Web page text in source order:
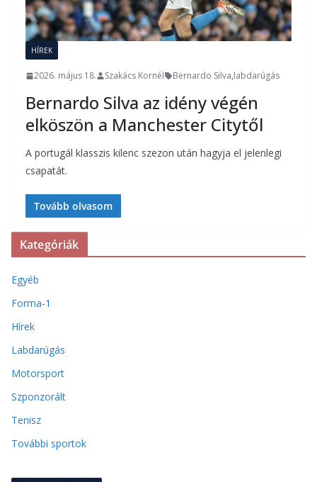
HÍREK
2026. május 18. Szakács Kornél Bernardo Silva,labdarúgás
Bernardo Silva az idény végén
elköszön a Manchester Citytől
A portugál klasszis kilenc szezon után hagyja el jelenlegi
csapatát.
Tovább olvasom
Kategóriák
Egyéb
Forma-1
Hírek
Labdarúgás
Motorsport
Szponzorált
Tenisz
További sportok